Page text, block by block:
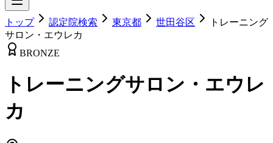
トップ 認定院検索 東京都 世田谷区
トレーニング
サロン・エウレカ
BRONZE
トレーニングサロン・エウレ
カ